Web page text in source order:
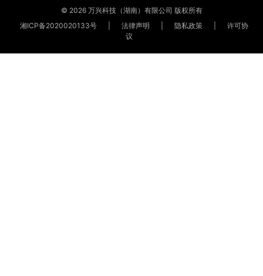
© 2026 万兴科技（湖南）有限公司 版权所有
湘ICP备2020020133号
法律声明 隐私政策
许可协
议